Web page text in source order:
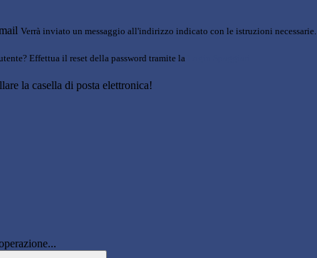
Verrà inviato un messaggio all'indirizzo indicato con le istruzioni necessarie.
Effettua il reset della password tramite la
la casella di posta elettronica!